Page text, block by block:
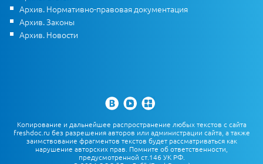
Архив. Нормативно-правовая документация
Архив. Законы
Архив. Новости
Копирование и дальнейшее распространение любых текстов с сайта
freshdoc.ru без разрешения авторов или администрации сайта, а также
заимствование фрагментов текстов будет рассматриваться как
нарушение авторских прав. Помните об ответственности,
предусмотренной ст.146 УК РФ.